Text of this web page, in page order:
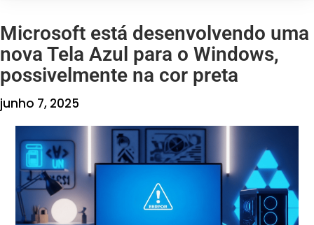
Microsoft está desenvolvendo uma
nova Tela Azul para o Windows,
possivelmente na cor preta
junho 7, 2025